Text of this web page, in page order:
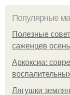
Популярные
Полезные
саженцев
Аркоксиа:
Лягушки